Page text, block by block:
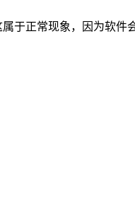
于正常现象，因为软